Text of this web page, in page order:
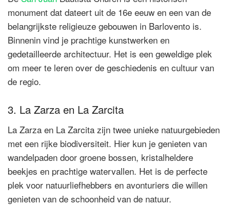
monument dat dateert uit de 16e eeuw en een van de
belangrijkste religieuze gebouwen in Barlovento is.
Binnenin vind je prachtige kunstwerken en
gedetailleerde architectuur. Het is een geweldige plek
om meer te leren over de geschiedenis en cultuur van
de regio.
3. La Zarza en La Zarcita
La Zarza en La Zarcita zijn twee unieke natuurgebieden
met een rijke biodiversiteit. Hier kun je genieten van
wandelpaden door groene bossen, kristalheldere
beekjes en prachtige watervallen. Het is de perfecte
plek voor natuurliefhebbers en avonturiers die willen
genieten van de schoonheid van de natuur.